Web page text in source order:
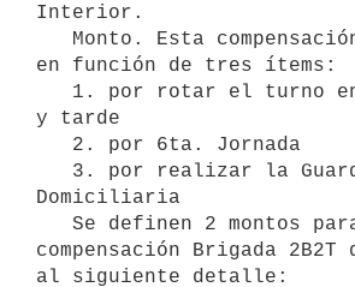
Interior.
en función de tres ítems:
y tarde
Domiciliaria
compensación Brigada 2B2T
al siguiente detalle: